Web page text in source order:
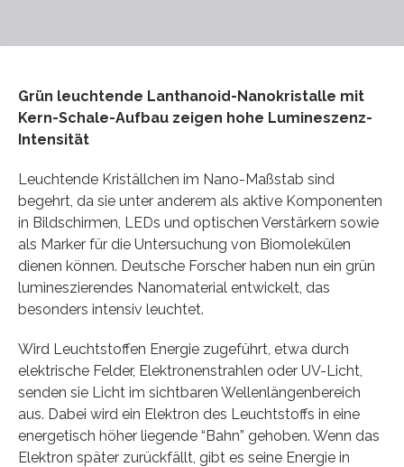
Grün leuchtende Lanthanoid-Nanokristalle mit
Kern-Schale-Aufbau zeigen hohe Lumineszenz-
Intensität
Leuchtende Kriställchen im Nano-Maßstab sind
begehrt, da sie unter anderem als aktive Komponenten
in Bildschirmen, LEDs und optischen Verstärkern sowie
als Marker für die Untersuchung von Biomolekülen
dienen können. Deutsche Forscher haben nun ein grün
lumineszierendes Nanomaterial entwickelt, das
besonders intensiv leuchtet.
Wird Leuchtstoffen Energie zugeführt, etwa durch
elektrische Felder, Elektronenstrahlen oder UV-Licht,
senden sie Licht im sichtbaren Wellenlängenbereich
aus. Dabei wird ein Elektron des Leuchtstoffs in eine
energetisch höher liegende “Bahn” gehoben. Wenn das
Elektron später zurückfällt, gibt es seine Energie in